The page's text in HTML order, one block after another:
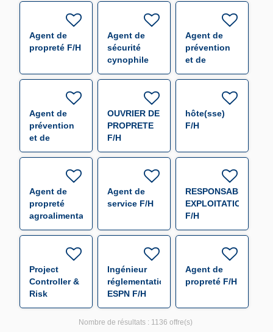
Agent de
propreté F/H
Agent de
sécurité
cynophile
F/H
Agent de
prévention
et de
sécurité F/H
Agent de
prévention
et de
sécurité F/H
OUVRIER DE
PROPRETE
F/H
hôte(sse)
F/H
Agent de
propreté
agroalimentaire
F/H
Agent de
service F/H
RESPONSABLE
EXPLOITATION
F/H
Project
Controller &
Risk
Manager F/H
Ingénieur
réglementation
ESPN F/H
Agent de
propreté F/H
Nombre de résultats : 1136 offre(s)